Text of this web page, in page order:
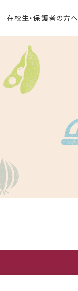
在校生・保護者の方へ